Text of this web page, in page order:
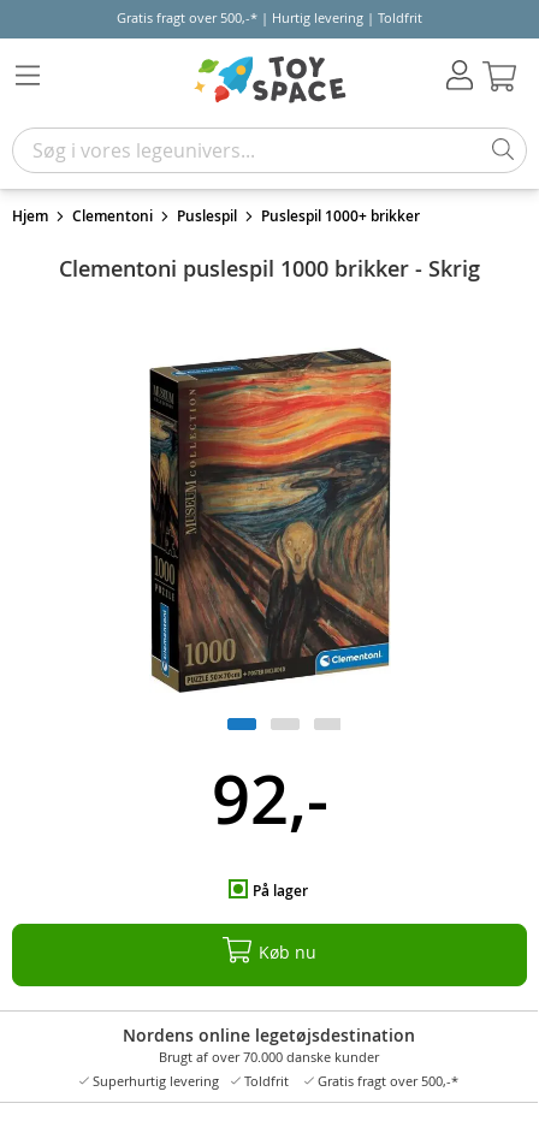
Gratis fragt over 500,-* | Hurtig levering | Toldfrit
Hjem Clementoni Puslespil Puslespil 1000+ brikker
Clementoni puslespil 1000 brikker - Skrig
92,-
På lager
Køb nu
Nordens online legetøjsdestination
Brugt af over 70.000 danske kunder
Superhurtig levering
Toldfrit Gratis fragt over 500,-*